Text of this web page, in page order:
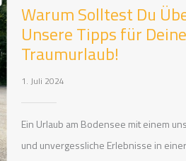
Warum Solltest Du
Unsere Tipps für
Traumurlaub!
1. Juli 2024
Ein Urlaub am Bodensee mit einem
und unvergessliche Erlebnisse in